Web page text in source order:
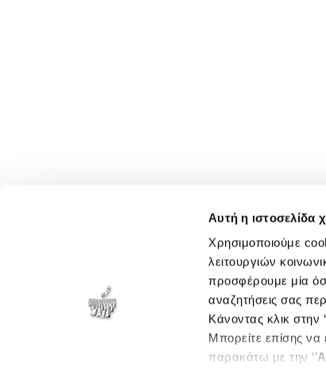
Αυτή η ιστοσελίδα
Χρησιμοποιούμε
λειτουργιών
προσφέρουμε μία
αναζητήσεις σας
Κάνοντας κλικ στην
Μπορείτε επίσης να
παρακάτω με την ‘’